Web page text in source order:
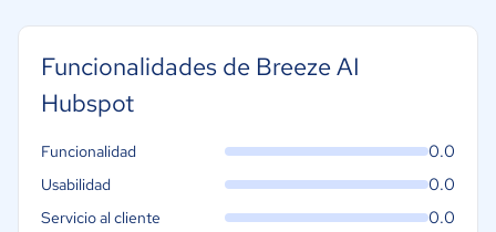
Funcionalidades de Breeze AI
Hubspot
Funcionalidad 0.0
Usabilidad 0.0
Servicio al cliente 0.0